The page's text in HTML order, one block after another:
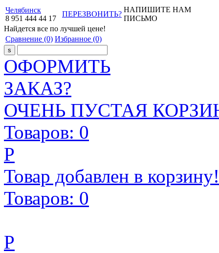
Челябинск
8 951 444 44 17
ПЕРЕЗВОНИТЬ?
НАПИШИТЕ НАМ
ПИСЬМО
Найдется все по лучшей цене!
Сравнение (0) Избранное (0)
ОФОРМИТЬ
ЗАКАЗ?
ОЧЕНЬ ПУСТАЯ
Товаров: 0
Р
Товар добавлен в корзину!
Товаров: 0
Р